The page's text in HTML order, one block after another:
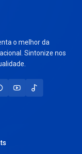
o melhor da
Sintonize nos